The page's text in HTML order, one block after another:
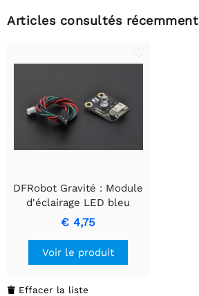
Articles consultés récemment
DFRobot Gravité : Module
d'éclairage LED bleu
numérique
€ 4,75
Voir le produit
 Effacer la liste